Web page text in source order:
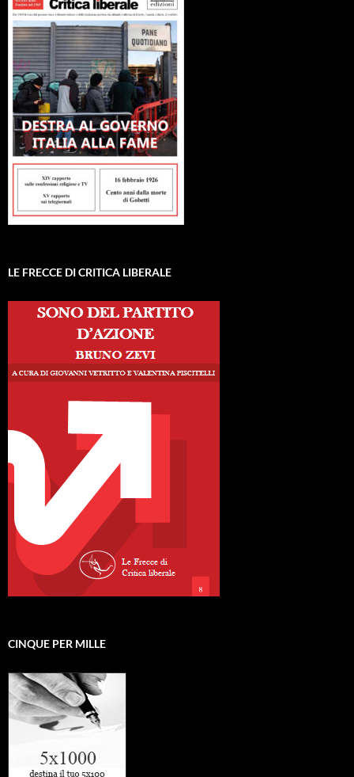
LE FRECCE DI CRITICA LIBERALE
CINQUE PER MILLE